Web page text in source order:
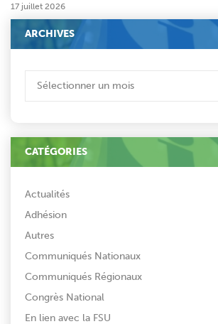
17 juillet 2026
ARCHIVES
CATÉGORIES
Actualités
Adhésion
Autres
Communiqués Nationaux
Communiqués Régionaux
Congrès National
En lien avec la FSU